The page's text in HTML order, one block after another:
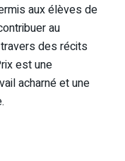
aux élèves de
au
des récits
est une
acharné et une